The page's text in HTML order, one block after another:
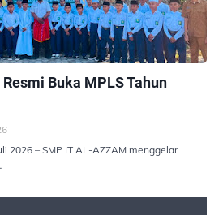
Buka MPLS Tahun
2026 – SMP IT AL-AZZAM menggelar